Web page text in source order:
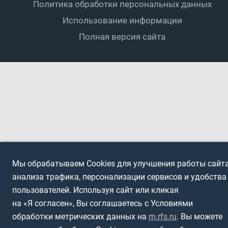
Футбольное двоеборье Ветераны
Спортсмены с ОВЗ
Политика обработки персональных данных
Использование информации
Полная версия сайта
Мы обрабатываем Cookies для улучшения работы
анализа трафика, персонализации сервисов и удобства
пользователей. Используя сайт или кликая
на «Я согласен», Вы соглашаетесь с Условиями
обработки метрических данных на m.rfs.ru. Вы можете